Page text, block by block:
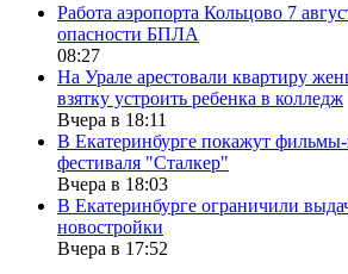
Работа аэропорта Кольцово 7
опасности БПЛА
08:27
На Урале арестовали квартиру
взятку устроить ребенка в колледж
Вчера в 18:11
В Екатеринбурге покажут
фестиваля "Сталкер"
Вчера в 18:03
В Екатеринбурге ограничили
новостройки
Вчера в 17:52